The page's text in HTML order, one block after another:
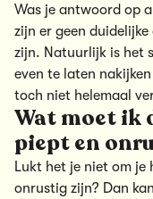
Was je antwoord op
zijn er geen
zijn. Natuurlijk is het
even te laten
toch niet helemaal
Wat moet ik
piept en
Lukt het je niet om
onrustig zijn? Dan